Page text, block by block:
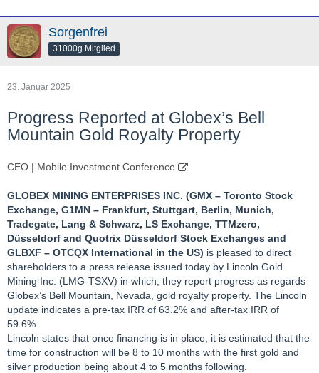
Sorgenfrei
31000g Mitglied
23. Januar 2025
Progress Reported at Globex’s Bell
Mountain Gold Royalty Property
CEO | Mobile Investment Conference
GLOBEX MINING ENTERPRISES INC. (GMX – Toronto Stock
Exchange, G1MN – Frankfurt, Stuttgart, Berlin, Munich,
Tradegate, Lang & Schwarz, LS Exchange, TTMzero,
Düsseldorf and Quotrix Düsseldorf Stock Exchanges and
GLBXF – OTCQX International in the US) is pleased to direct
shareholders to a press release issued today by Lincoln Gold
Mining Inc. (LMG-TSXV) in which, they report progress as regards
Globex’s Bell Mountain, Nevada, gold royalty property. The Lincoln
update indicates a pre-tax IRR of 63.2% and after-tax IRR of
59.6%.
Lincoln states that once financing is in place, it is estimated that the
time for construction will be 8 to 10 months with the first gold and
silver production being about 4 to 5 months following.